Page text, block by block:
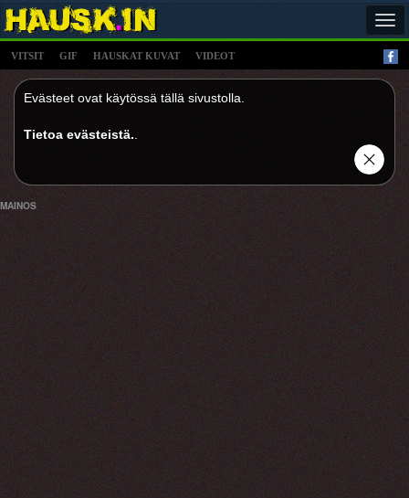
VITSIT GIF HAUSKAT KUVAT VIDEOT
Evästeet ovat käytössä tällä sivustolla.
Tietoa evästeistä.
MAINOS